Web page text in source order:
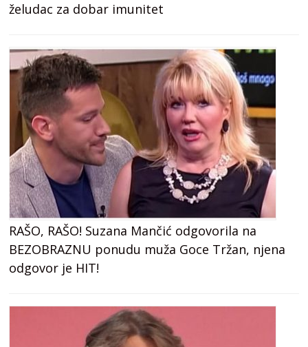
želudac za dobar imunitet
RAŠO, RAŠO! Suzana Mančić odgovorila na
BEZOBRAZNU ponudu muža Goce Tržan, njena
odgovor je HIT!